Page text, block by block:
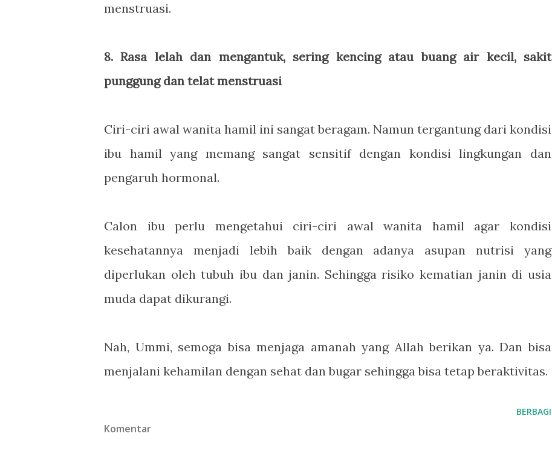
menstruasi.
8. Rasa lelah dan mengantuk, sering kencing atau buang air kecil, sakit
punggung dan telat menstruasi
Ciri-ciri awal wanita hamil ini sangat beragam. Namun tergantung dari kondisi
ibu hamil yang memang sangat sensitif dengan kondisi lingkungan dan
pengaruh hormonal.
Calon ibu perlu mengetahui ciri-ciri awal wanita hamil agar kondisi
kesehatannya menjadi lebih baik dengan adanya asupan nutrisi yang
diperlukan oleh tubuh ibu dan janin. Sehingga risiko kematian janin di usia
muda dapat dikurangi.
Nah, Ummi, semoga bisa menjaga amanah yang Allah berikan ya. Dan bisa
menjalani kehamilan dengan sehat dan bugar sehingga bisa tetap beraktivitas.
BERBAGI
Komentar